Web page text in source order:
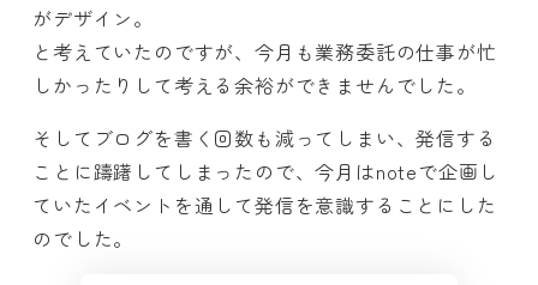
がデザイン。
と考えていたのですが、今月も業務委託の仕事が忙
しかったりして考える余裕ができませんでした。
そしてブログを書く回数も減ってしまい、発信する
ことに躊躇してしまったので、今月はnoteで企画し
ていたイベントを通して発信を意識することにした
のでした。